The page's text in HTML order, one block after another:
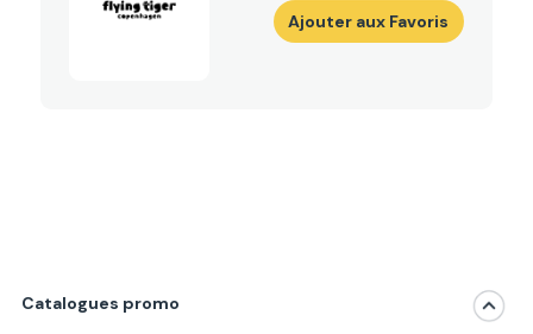
Ajouter aux Favoris
Catalogues promo